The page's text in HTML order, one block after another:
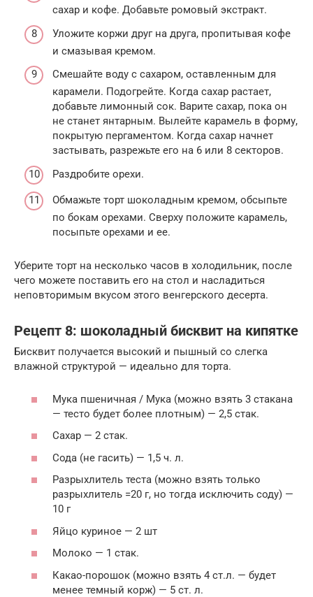
сахар и кофе. Добавьте ромовый экстракт.
Уложите коржи друг на друга, пропитывая кофе
и смазывая кремом.
Смешайте воду с сахаром, оставленным для
карамели. Подогрейте. Когда сахар растает,
добавьте лимонный сок. Варите сахар, пока он
не станет янтарным. Вылейте карамель в форму,
покрытую пергаментом. Когда сахар начнет
застывать, разрежьте его на 6 или 8 секторов.
Раздробите орехи.
Обмажьте торт шоколадным кремом, обсыпьте
по бокам орехами. Сверху положите карамель,
посыпьте орехами и ее.
Уберите торт на несколько часов в холодильник, после
чего можете поставить его на стол и насладиться
неповторимым вкусом этого венгерского десерта.
Рецепт 8: шоколадный бисквит на кипятке
Бисквит получается высокий и пышный со слегка
влажной структурой — идеально для торта.
Мука пшеничная / Мука (можно взять 3 стакана
— тесто будет более плотным) — 2,5 стак.
Сахар — 2 стак.
Сода (не гасить) — 1,5 ч. л.
Разрыхлитель теста (можно взять только
разрыхлитель =20 г, но тогда исключить соду) —
10 г
Яйцо куриное — 2 шт
Молоко — 1 стак.
Какао-порошок (можно взять 4 ст.л. — будет
менее темный корж) — 5 ст. л.